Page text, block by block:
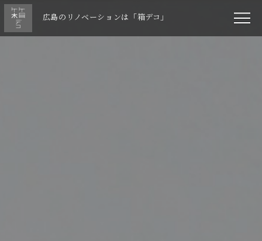
広島のリノベーションは「箱デコ」